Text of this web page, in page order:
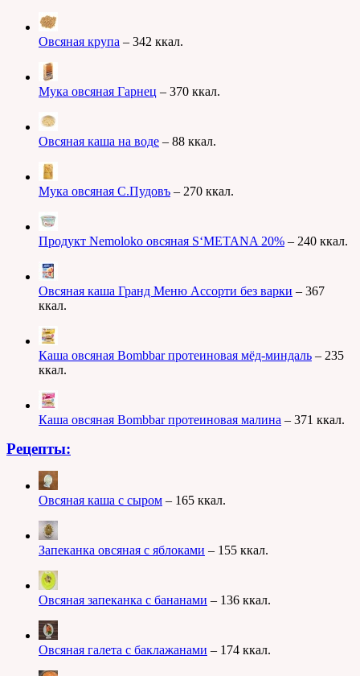
Овсяная крупа – 342 ккал.
Мука овсяная Гарнец – 370 ккал.
Овсяная каша на воде – 88 ккал.
Мука овсяная С.Пудовъ – 270 ккал.
Продукт Nemoloko овсяная S‘METANA 20% – 240 ккал.
Овсяная каша Гранд Меню Ассорти без варки – 367
ккал.
Каша овсяная Bombbar протеиновая мёд-миндаль – 235
ккал.
Каша овсяная Bombbar протеиновая малина – 371 ккал.
Рецепты:
Овсяная каша с сыром – 165 ккал.
Запеканка овсяная с яблоками – 155 ккал.
Овсяная запеканка с бананами – 136 ккал.
Овсяная галета с баклажанами – 174 ккал.